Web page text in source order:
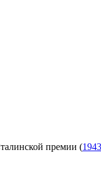
премии (1943